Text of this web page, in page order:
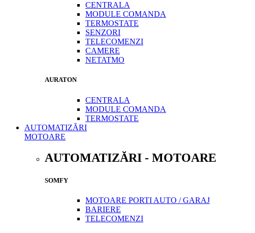
CENTRALA
MODULE COMANDA
TERMOSTATE
SENZORI
TELECOMENZI
CAMERE
NETATMO
AURATON
CENTRALA
MODULE COMANDA
TERMOSTATE
AUTOMATIZĂRI
MOTOARE
AUTOMATIZĂRI - MOTOARE
SOMFY
MOTOARE PORTI AUTO / GARAJ
BARIERE
TELECOMENZI